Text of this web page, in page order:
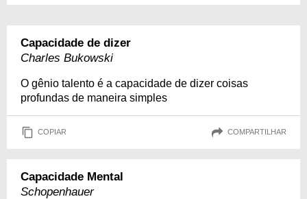
Capacidade de dizer
Charles Bukowski
O gênio talento é a capacidade de dizer coisas
profundas de maneira simples
COPIAR COMPARTILHAR
Capacidade Mental
Schopenhauer